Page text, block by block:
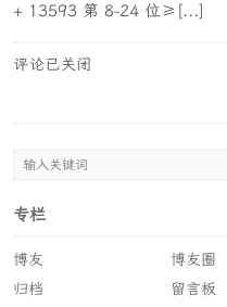
+ 13593 第 8-24 位≥[...]
评论已关闭
专栏
博友 博友圈
归档
留言板